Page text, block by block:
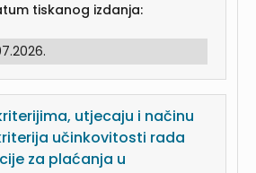
tiskanog izdanja:
utjecaju i načinu
učinkovitosti rada
za plaćanja u